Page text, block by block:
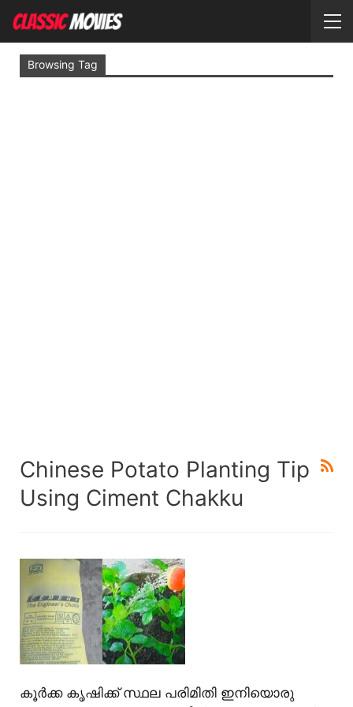
Browsing Tag
Chinese Potato Planting Tip
Using Ciment Chakku
കൂർക്ക കൃഷിക്ക് സ്ഥല പരിമിതി ഇനിയൊരു